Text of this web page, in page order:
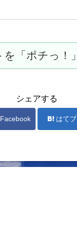
シェアする
Facebook はてブ